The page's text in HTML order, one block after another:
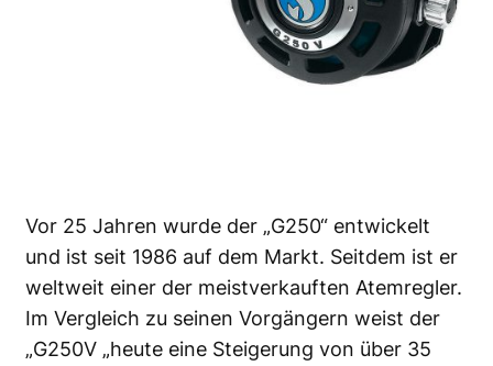
Vor 25 Jahren wurde der „G250“ entwickelt
und ist seit 1986 auf dem Markt. Seitdem ist er
weltweit einer der meistverkauften Atemregler.
Im Vergleich zu seinen Vorgängern weist der
„G250V „heute eine Steigerung von über 35